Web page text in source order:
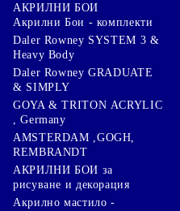
АКРИЛНИ БОИ
Акрилни Бои - комплекти
Daler Rowney SYSTEM 3 &
Heavy Body
Daler Rowney GRADUATE
& SIMPLY
GOYA & TRITON АCRYLIC
, Germany
AMSTERDAM ,GOGH,
REMBRANDT
АКРИЛНИ БОИ за
рисуване и декорация
Акрилно мастило -